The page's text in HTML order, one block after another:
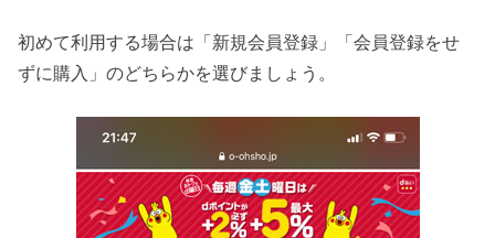
初めて利用する場合は「新規会員登録」「会員登録をせ
ずに購入」のどちらかを選びましょう。